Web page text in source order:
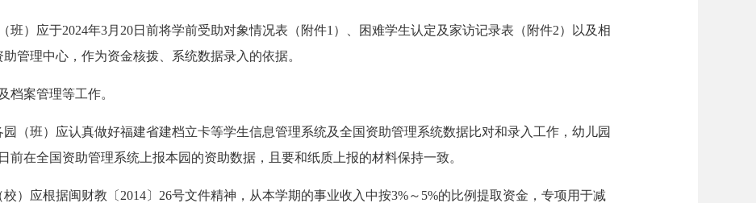
班）应于2024年3月20日前将学前受助对象情况表（附件1）、困难学生认定及家访记录表（附件2）以及相
管理中心，作为资金核拨、系统数据录入的依据。
档案管理等工作。
（班）应认真做好福建省建档立卡等学生信息管理系统及全国资助管理系统数据比对和录入工作，幼儿园
前在全国资助管理系统上报本园的资助数据，且要和纸质上报的材料保持一致。
）应根据闽财教〔2014〕26号文件精神，从本学期的事业收入中按3%～5%的比例提取资金，专项用于减